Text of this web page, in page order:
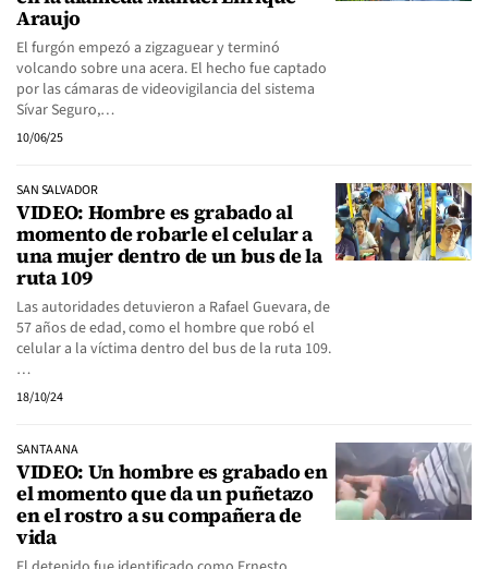
Araujo
El furgón empezó a zigzaguear y terminó
volcando sobre una acera. El hecho fue captado
por las cámaras de videovigilancia del sistema
Sívar Seguro,…
10/06/25
SAN SALVADOR
VIDEO: Hombre es grabado al
momento de robarle el celular a
una mujer dentro de un bus de la
ruta 109
Las autoridades detuvieron a Rafael Guevara, de
57 años de edad, como el hombre que robó el
celular a la víctima dentro del bus de la ruta 109.
…
18/10/24
SANTA ANA
VIDEO: Un hombre es grabado en
el momento que da un puñetazo
en el rostro a su compañera de
vida